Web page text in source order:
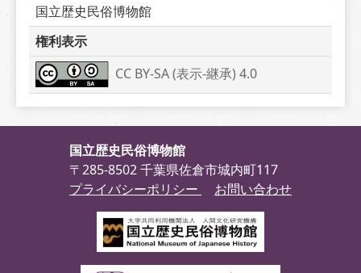
国立歴史民俗博物館
権利表示
CC BY-SA (表示-継承) 4.0
国立歴史民俗博物館
〒285-8502 千葉県佐倉市城内町117
プライバシーポリシー
お問い合わせ